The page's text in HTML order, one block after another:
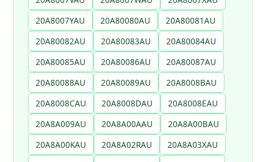
20A8007YAU
20A80080AU
20A80081AU
20A80082AU
20A80083AU
20A80084AU
20A80085AU
20A80086AU
20A80087AU
20A80088AU
20A80089AU
20A8008BAU
20A8008CAU
20A8008DAU
20A8008EAU
20A8A009AU
20A8A00AAU
20A8A00BAU
20A8A00KAU
20A8A02RAU
20A8A03XAU